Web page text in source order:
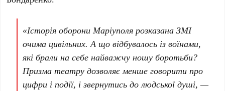
«Історія оборони Маріуполя розказана ЗМІ
очима цивільних. А що відбувалось із воїнами,
які брали на себе найважчу ношу боротьби?
Призма театру дозволяє менше говорити про
цифри і події, і звернутись до людської душі, —